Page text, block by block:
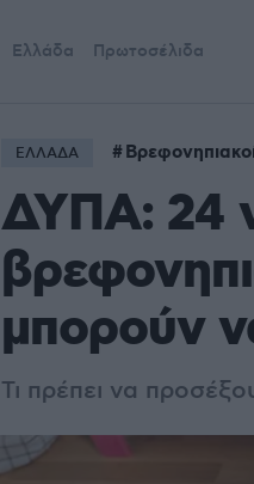
Ελλάδα Πρωτοσέλιδα
ΕΛΛΑΔΑ
ΔΥΠΑ: 24
μπορούν
Τι πρέπει να